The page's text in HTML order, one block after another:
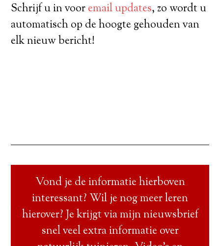
Schrijf u in vooremail updates, zo wordt u
automatisch op de hoogte gehouden van
elk nieuw bericht!
Vond je de informatie hierboven
interessant? Wil je nog meer leren
hierover? Je krijgt via mijn nieuwsbrief
snel veel extra informatie over